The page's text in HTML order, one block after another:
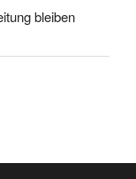
bleiben